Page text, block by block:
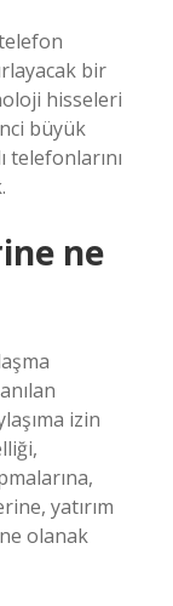
bir
hisseleri
büyük
telefonlarını
ne
izin
yatırım
olanak